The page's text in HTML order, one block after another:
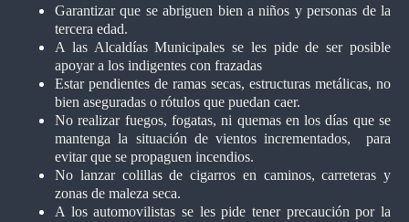
Garantizar que se abriguen bien a niños y personas de la
tercera edad.
A las Alcaldías Municipales se les pide de ser posible
apoyar a los indigentes con frazadas
Estar pendientes de ramas secas, estructuras metálicas, no
bien aseguradas o rótulos que puedan caer.
No realizar fuegos, fogatas, ni quemas en los días que se
mantenga la situación de vientos incrementados, para
evitar que se propaguen incendios.
No lanzar colillas de cigarros en caminos, carreteras y
zonas de maleza seca.
A los automovilistas se les pide tener precaución por la